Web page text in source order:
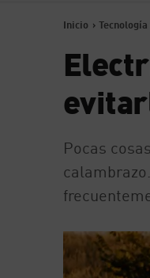
Inicio >
Pocas